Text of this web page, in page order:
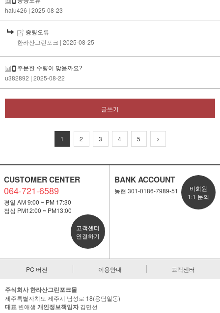
halu426 | 2025-08-23
중량오류
한라산그린포크 | 2025-08-25
주문한 수량이 맞을까요?
u382892 | 2025-08-22
글쓰기
1 2 3 4 5
CUSTOMER CENTER
064-721-6589
평일 AM 9:00 ~ PM 17:30
점심 PM12:00 ~ PM13:00
고객센터
연결하기
BANK ACCOUNT
농협 301-0186-7989-51
비회원
1:1 문의
PC 버전 이용안내 고객센터
주식회사 한라산그린포크몰
제주특별자치도 제주시 남성로 18(용담일동)
대표 변애생 개인정보책임자김민선